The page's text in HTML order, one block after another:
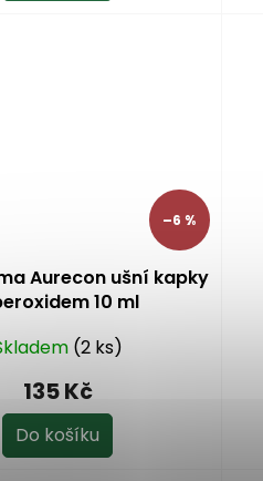
–6 %
Aurecon ušní kapky
10 ml
(2 ks)
135 Kč
Do košíku